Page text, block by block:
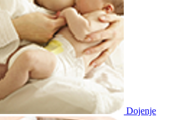
Dojenje